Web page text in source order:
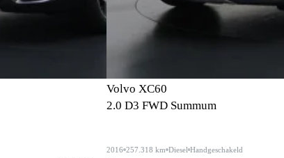
Volvo XC60
2.0 D3 FWD Summum
2016 257.318 km Diesel Handgeschakeld